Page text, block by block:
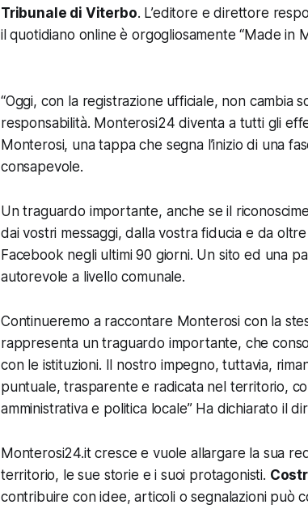
Tribunale di Viterbo. L’editore e direttore
il quotidiano online è orgogliosamente “Made in
“Oggi, con la registrazione ufficiale, non cambia
responsabilità. Monterosi24 diventa a tutti gli
Monterosi, una tappa che segna l’inizio di una
consapevole.
Un traguardo importante, anche se il
dai vostri messaggi, dalla vostra fiducia e da oltre
Facebook negli ultimi 90 giorni. Un sito ed una
autorevole a livello comunale.
Continueremo a raccontare Monterosi con la
rappresenta un traguardo importante, che
con le istituzioni. Il nostro impegno, tuttavia,
puntuale, trasparente e radicata nel territorio,
amministrativa e politica locale”Ha dichiarato il
Monterosi24.it cresce e vuole allargare la sua
territorio, le sue storie e i suoi protagonisti.
contribuire con idee, articoli o segnalazioni può